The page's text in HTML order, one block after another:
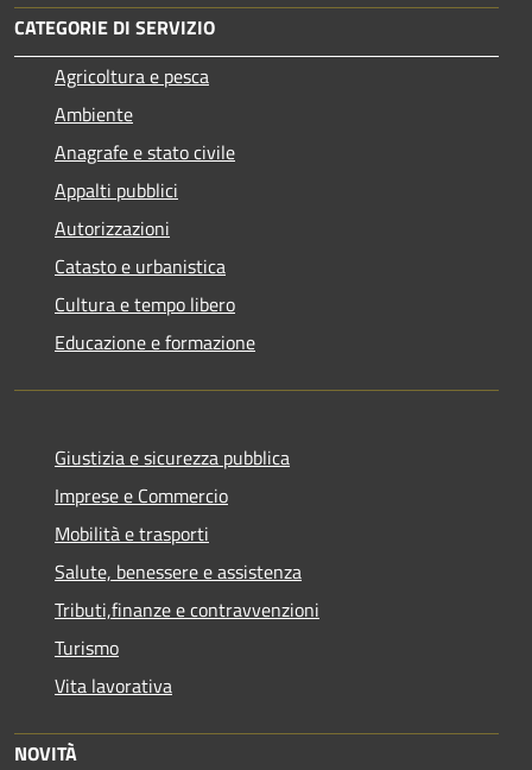
CATEGORIE DI SERVIZIO
Agricoltura e pesca
Ambiente
Anagrafe e stato civile
Appalti pubblici
Autorizzazioni
Catasto e urbanistica
Cultura e tempo libero
Educazione e formazione
Giustizia e sicurezza pubblica
Imprese e Commercio
Mobilità e trasporti
Salute, benessere e assistenza
Tributi,finanze e contravvenzioni
Turismo
Vita lavorativa
NOVITÀ